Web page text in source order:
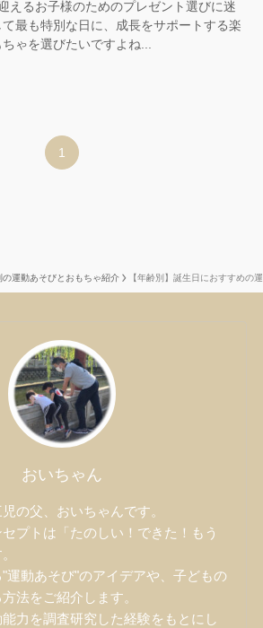
えるお子様のためのプレゼント選びに迷
最も特別な日に、成長をサポートする楽
ゃを選びたいですよね...
1
運動あそびとおもちゃ紹介 【年齢別】誕生日におすすめの
おいちゃん
の父、おいちゃんです。
プトは「たのしい！できた！もう
運動あそび"のアイデアや、子どもの
法をご紹介します。
力を調査研究した経験をもとにし